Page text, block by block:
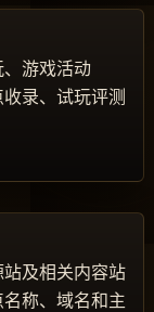
游戏活动
录、试玩评测
及相关内容站
称、域名和主